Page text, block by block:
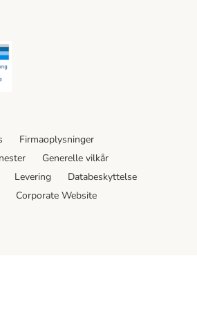
Firmaoplysninger
Generelle vilkår
Levering
Databeskyttelse
Corporate Website